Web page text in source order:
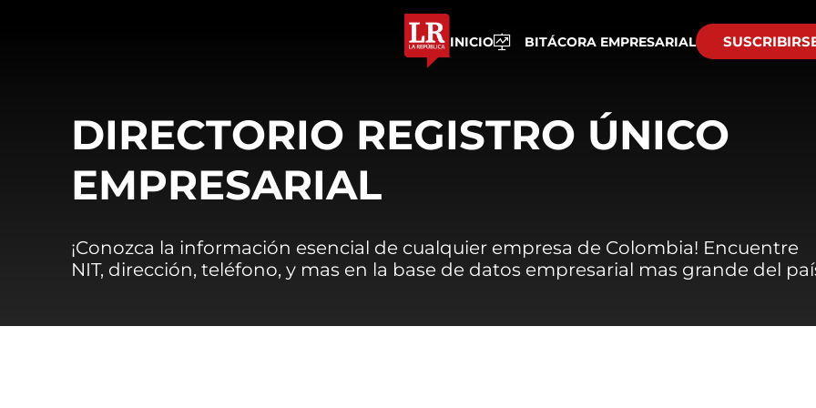
INICIO BITÁCORA EMPRESARIAL
DIRECTORIO REGISTRO ÚNICO
EMPRESARIAL
¡Conozca la información esencial de cualquier empresa de Colombia! Encuentre
NIT, dirección, teléfono, y mas en la base de datos empresarial mas grande del